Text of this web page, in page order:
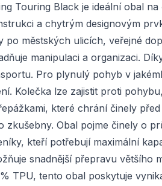
Touring Black je ideální obal
a chytrým designovým
po městských ulicích, veřejné
manipulaci a organizaci.
Pro plynulý pohyb v
Kolečka lze zajistit proti
které chrání činely
zkušebny. Obal pojme činely o
kteří potřebují maximální
snadnější přepravu většího
TPU, tento obal poskytuje